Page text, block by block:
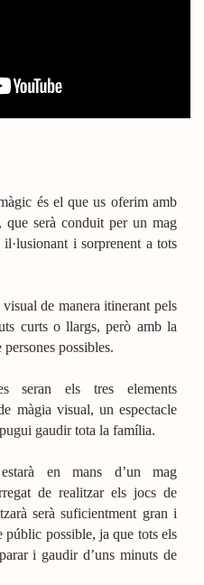
és el que us oferim amb
serà conduit per un mag
i sorprenent a tots
de manera itinerant pels
curts o llargs, però amb la
possibles.
seran els tres elements
màgia visual, un espectacle
gaudir tota la família.
en mans d’un mag
de realitzar els jocs de
serà suficientment gran i
possible, ja que tots els
i gaudir d’uns minuts de